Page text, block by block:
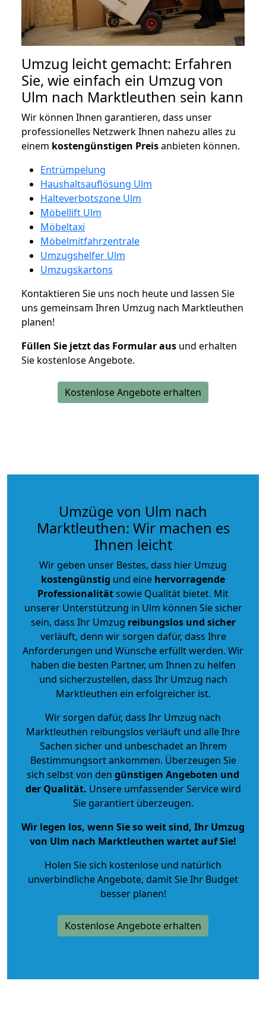
Umzug leicht gemacht: Erfahren
Sie, wie einfach ein Umzug von
Ulm nach Marktleuthen sein kann
Wir können Ihnen garantieren, dass unser
professionelles Netzwerk Ihnen nahezu alles zu
einem kostengünstigen Preisanbieten können.
Entrümpelung
Haushaltsauflösung Ulm
Halteverbotszone Ulm
Möbellift Ulm
Möbeltaxi
Möbelmitfahrzentrale
Umzugshelfer Ulm
Umzugskartons
Kontaktieren Sie uns noch heute und lassen Sie
uns gemeinsam Ihren Umzug nach Marktleuthen
planen!
Füllen Sie jetzt das Formular aus und erhalten
Sie kostenlose Angebote.
Kostenlose Angebote erhalten
Umzüge von Ulm nach
Marktleuthen: Wir machen es
Ihnen leicht
Wir geben unser Bestes, dass hier Umzug
kostengünstig und eine hervorragende
Professionalitätsowie Qualität bietet. Mit
unserer Unterstützung in Ulm können Sie sicher
sein, dass Ihr Umzug reibungslos und sicher
verläuft, denn wir sorgen dafür, dass Ihre
Anforderungen und Wünsche erfüllt werden. Wir
haben die besten Partner, um Ihnen zu helfen
und sicherzustellen, dass Ihr Umzug nach
Marktleuthen ein erfolgreicher ist.
Wir sorgen dafür, dass Ihr Umzug nach
Marktleuthen reibungslos verläuft und alle Ihre
Sachen sicher und unbeschadet an Ihrem
Bestimmungsort ankommen. Überzeugen Sie
sich selbst von den günstigen Angeboten und
der Qualität. Unsere umfassender Service wird
Sie garantiert überzeugen.
Wir legen los, wenn Sie so weit sind, Ihr Umzug
von Ulm nach Marktleuthen wartet auf Sie!
Holen Sie sich kostenlose und natürlich
unverbindliche Angebote, damit Sie Ihr Budget
besser planen!
Kostenlose Angebote erhalten